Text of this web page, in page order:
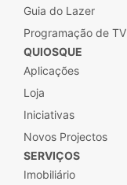
Guia do Lazer
Programação de TV
QUIOSQUE
Aplicações
Loja
Iniciativas
Novos Projectos
SERVIÇOS
Imobiliário